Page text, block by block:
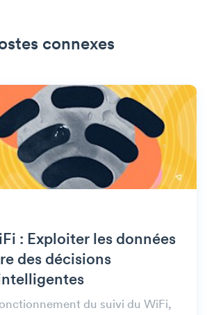
connexes
: Exploiter les données
des décisions
du suivi du WiFi,